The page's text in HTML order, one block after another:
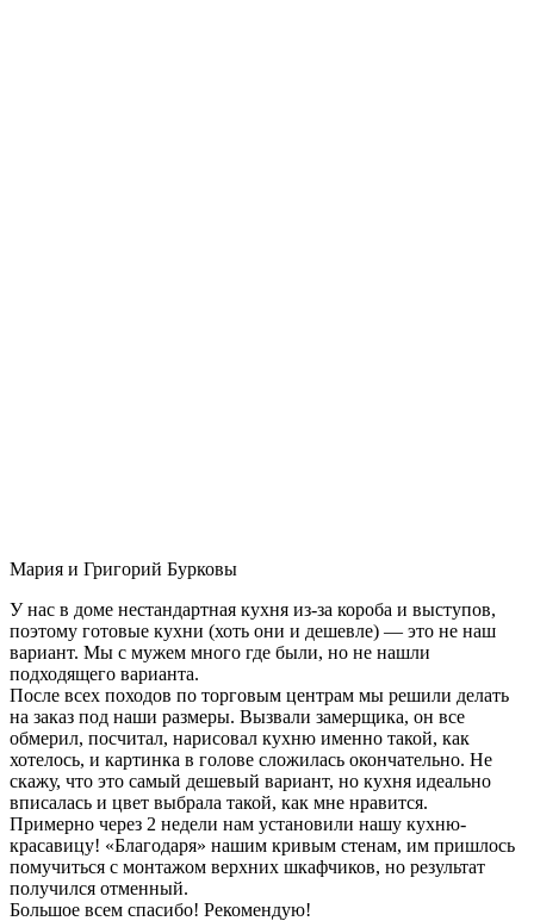
Мария и Григорий Бурковы
У нас в доме нестандартная кухня из-за короба и выступов,
поэтому готовые кухни (хоть они и дешевле) — это не наш
вариант. Мы с мужем много где были, но не нашли
подходящего варианта.
После всех походов по торговым центрам мы решили делать
на заказ под наши размеры. Вызвали замерщика, он все
обмерил, посчитал, нарисовал кухню именно такой, как
хотелось, и картинка в голове сложилась окончательно. Не
скажу, что это самый дешевый вариант, но кухня идеально
вписалась и цвет выбрала такой, как мне нравится.
Примерно через 2 недели нам установили нашу кухню-
красавицу! «Благодаря» нашим кривым стенам, им пришлось
помучиться с монтажом верхних шкафчиков, но результат
получился отменный.
Большое всем спасибо! Рекомендую!